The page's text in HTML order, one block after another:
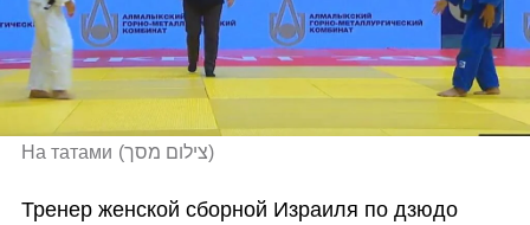
На татами (צילום מסך)
Тренер женской сборной Израиля по дзюдо